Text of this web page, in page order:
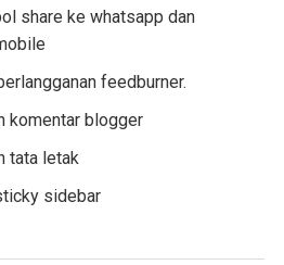
share ke whatsapp dan
feedburner.
komentar blogger
tata letak
sidebar